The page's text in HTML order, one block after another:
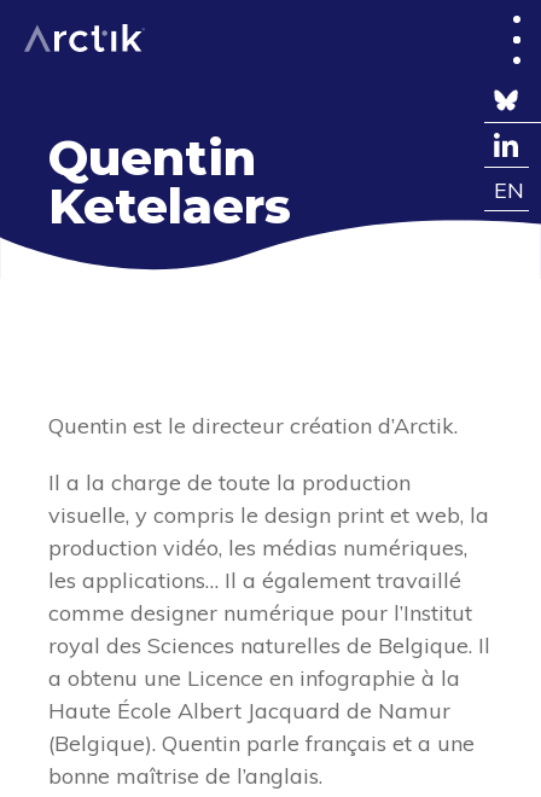
EN
Quentin
Ketelaers
Quentin est le directeur création d’Arctik.
Il a la charge de toute la production
visuelle, y compris le design print et web, la
production vidéo, les médias numériques,
les applications… Il a également travaillé
comme designer numérique pour l’Institut
royal des Sciences naturelles de Belgique. Il
a obtenu une Licence en infographie à la
Haute École Albert Jacquard de Namur
(Belgique). Quentin parle français et a une
bonne maîtrise de l’anglais.